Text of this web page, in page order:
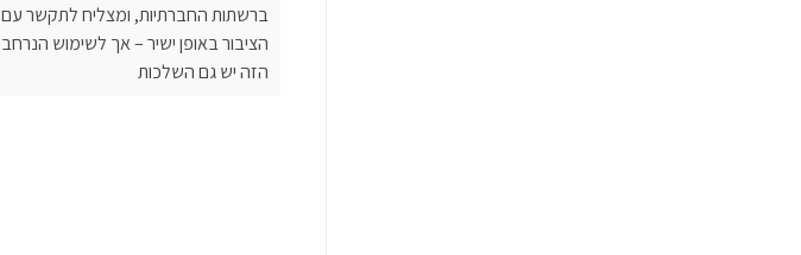
ברשתות החברתיות, ומצליח לתקשר עם
הציבור באופן ישיר – אך לשימוש הנרחב
הזה יש גם השלכות